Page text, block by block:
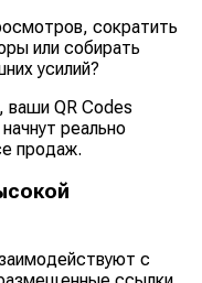
сократить
или собирать
усилий?
ваши QR Codes
реально
продаж.
с